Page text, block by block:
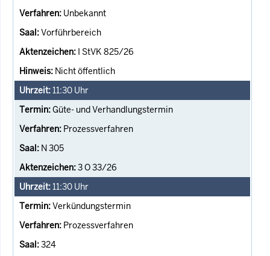
Unbekannt
Vorführbereich
I StVK 825/26
Nicht öffentlich
11:30 Uhr
Güte- und Verhandlungstermin
Prozessverfahren
N 305
3 O 33/26
11:30 Uhr
Verkündungstermin
Prozessverfahren
324